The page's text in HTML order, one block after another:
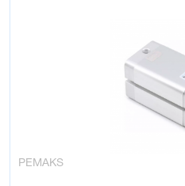
PEMAKS